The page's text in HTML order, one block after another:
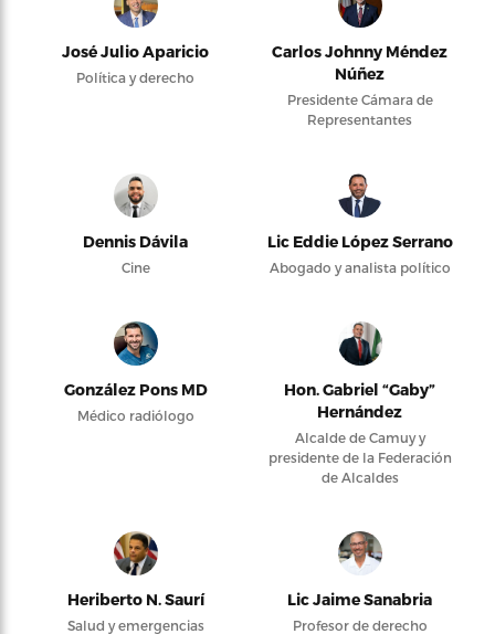
José Julio Aparicio
Política y derecho
Carlos Johnny Méndez
Núñez
Presidente Cámara de
Representantes
Dennis Dávila
Cine
Lic Eddie López Serrano
Abogado y analista político
González Pons MD
Médico radiólogo
Hon. Gabriel “Gaby”
Hernández
Alcalde de Camuy y
presidente de la Federación
de Alcaldes
Heriberto N. Saurí
Salud y emergencias
Lic Jaime Sanabria
Profesor de derecho